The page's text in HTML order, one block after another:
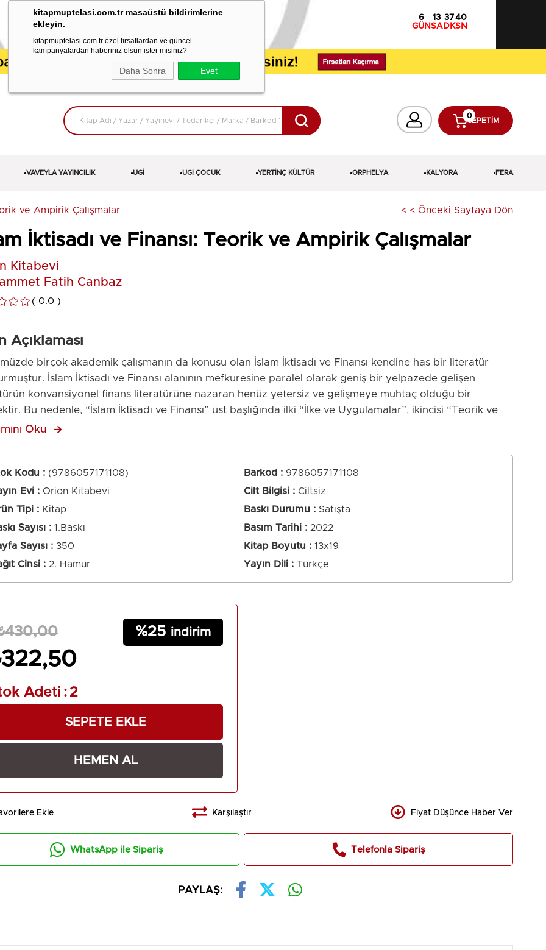
kitapmuptelasi.com.tr masaüstü bildirimlerine
ekleyin.
kitapmuptelasi.com.tr özel fırsatlardan ve güncel
kampanyalardan haberiniz olsun ister misiniz?
Daha Sonra Evet
6
GÜN
13
SA
37
DK
39
SN
SEPETIM
0
VAVEYLA YAYINCILIK UGİ UGİ ÇOCUK YERTİNÇ KÜLTÜR ORPHELYA KALYORA FERA
ve Ampirik Çalışmalar < < Önceki Sayfaya Dön
İktisadı ve Finansı: Teorik ve Ampirik Çalışmalar
Kitabevi
Fatih Canbaz
0.0
Açıklaması
birçok akademik çalışmanın da konusu olan İslam İktisadı ve Finansı kendine has bir literatür
İslam İktisadı ve Finansı alanının mefkuresine paralel olarak geniş bir yelpazede gelişen
konvansiyonel finans literatürüne nazaran henüz yetersiz ve gelişmeye muhtaç olduğu bir
Bu nedenle, “İslam İktisadı ve Finansı” üst başlığında ilki “İlke ve Uygulamalar”, ikincisi “Teorik ve
Çalışmalar” olmak üzere iki adet editöryal kitap teveccühlerinize sunulmuştur. Kitaplarda yer alan
olan eserlerde, birçok farklı başlık ve içerik editöryal süreçten geçirilip özenle seçilmeye gayret
Eserler, İslam İktisadı ve Finansı alanının teorik altyapısı, yöntemlere ilişkin tartışmalar,
finans sistemi ile mukayesesi, günümüz iktisadi meselelerine alternatif çözüm önerileri, finansal
bankacılık, sukuk ve diğer para ve sermaye piyasası araçlarını da kapsayacak şekilde
Oku
Kodu (9786057171108) Barkod : 9786057171108
Evi
Orion Kitabevi Cilt Bilgisi
Ciltsiz
Tipi
Kitap Baskı Durumu
Satışta
Sayısı
1.Baskı Basım Tarihi
2022
Sayısı
350 Kitap Boyutu
13x19
Cinsi
2. Hamur Yayın Dili Türkçe
25
Adeti : 2
Ekle Karşılaştır Fiyat Düşünce Haber Ver
WhatsApp ile Sipariş Telefonla Sipariş
PAYLAŞ: